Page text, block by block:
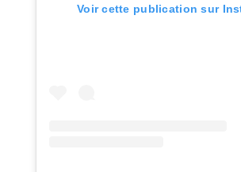
Voir cette publication sur